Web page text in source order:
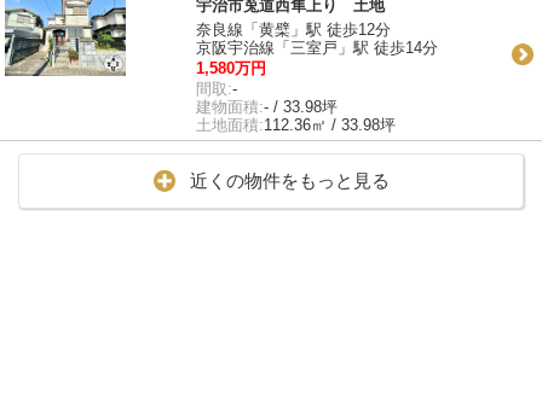
宇治市莵道西隼上り 土地
奈良線「黄檗」駅 徒歩12分
京阪宇治線「三室戸」駅 徒歩14分
1,580万円
間取:-
建物面積:- / 33.98坪
土地面積:112.36㎡ / 33.98坪
近くの物件をもっと見る